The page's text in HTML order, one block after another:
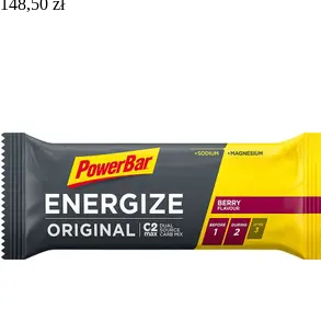
148,50 zł